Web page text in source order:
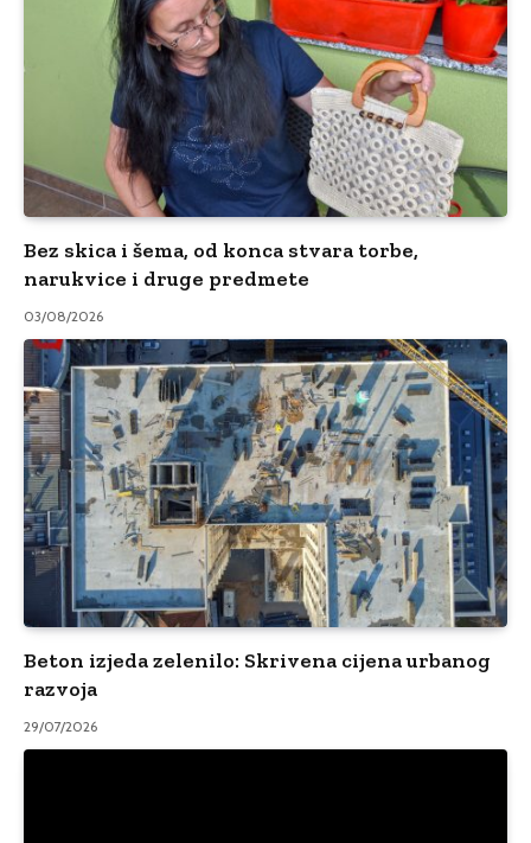
Bez skica i šema, od konca stvara torbe,
narukvice i druge predmete
03/08/2026
Beton izjeda zelenilo: Skrivena cijena urbanog
razvoja
29/07/2026